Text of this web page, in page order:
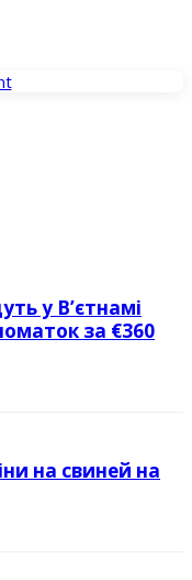
у В’єтнамі
за €360
на свиней на